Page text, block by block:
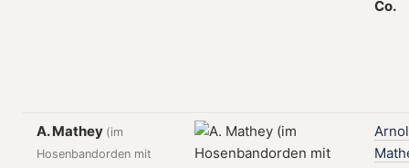
Co.
A. Mathey (im
Hosenbandorden mit